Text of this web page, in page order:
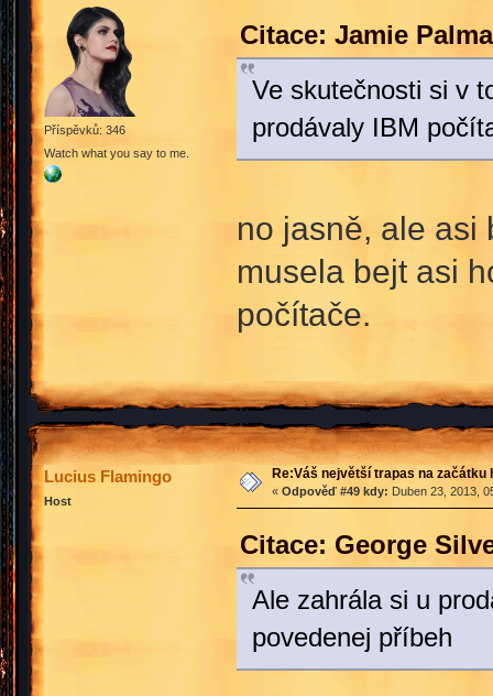
Příspěvků: 346
Watch what you say to me.
Citace: Jamie
Ve skutečnosti si v
prodávaly IBM
no jasně, ale
musela bejt asi
počítače.
Lucius Flamingo
Host
Re:Váš největší trapas na začátku
« Odpověď #49 kdy: Duben 23, 2013,
Citace: George
Ale zahrála si u
povedenej příbeh